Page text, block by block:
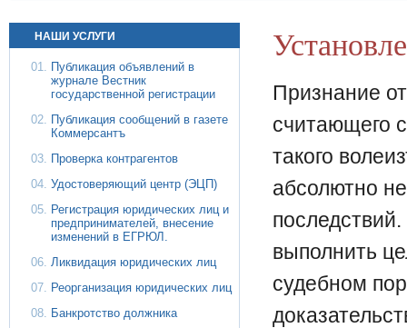
НАШИ УСЛУГИ
Публикация объявлений в
журнале Вестник
государственной регистрации
Публикация сообщений в газете
Коммерсантъ
Проверка контрагентов
Удостоверяющий центр (ЭЦП)
Регистрация юридических лиц и
предпринимателей, внесение
изменений в ЕГРЮЛ.
Ликвидация юридических лиц
Реорганизация юридических лиц
Банкротство должника
Признание
считающего
такого
абсолютно
выполнить
судебном